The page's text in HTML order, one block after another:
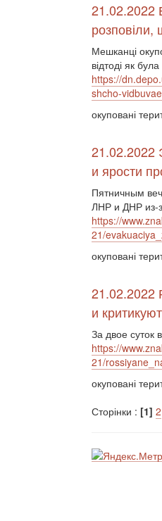
21.02.2022
розповіли,
Мешканці
відтоді як
https://
shcho-
окуповані
21.02.2022
и ярости
Пятничным
ЛНР и ДНР из-
https://
21/
окуповані
21.02.2022
и
За двое
https://
21/
окуповані
Сторінки : [1] 2